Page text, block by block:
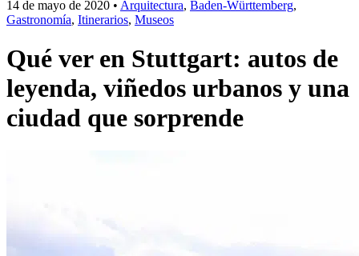
14 de mayo de 2020 • Arquitectura, Baden-Württemberg,
Gastronomía, Itinerarios, Museos
Qué ver en Stuttgart: autos de
leyenda, viñedos urbanos y una
ciudad que sorprende